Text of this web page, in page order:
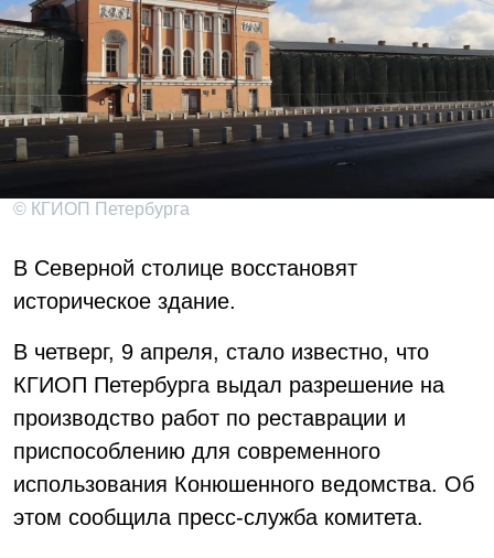
© КГИОП Петербурга
В Северной столице восстановят
историческое здание.
В четверг, 9 апреля, стало известно, что
КГИОП Петербурга выдал разрешение на
производство работ по реставрации и
приспособлению для современного
использования Конюшенного ведомства. Об
этом сообщила пресс-служба комитета.